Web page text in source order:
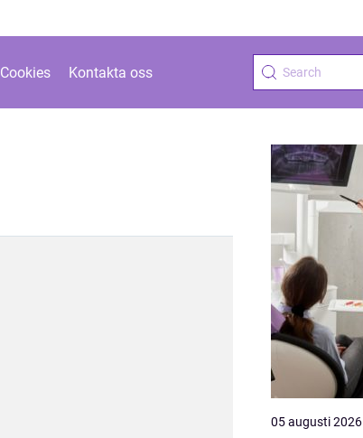
Cookies Kontakta oss
05 augusti 2026